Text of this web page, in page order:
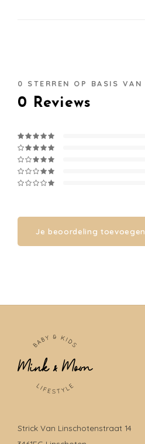
0 STERREN OP BASIS VAN
0 Reviews
Je beoordeling toevoegen
Strick Van Linschotenstraat 14